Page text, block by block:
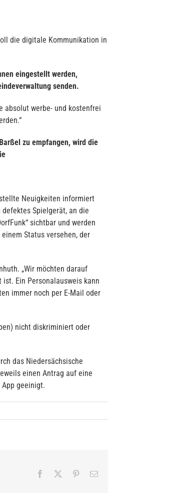
die digitale Kommunikation in
eingestellt werden,
senden.
absolut werbe- und kostenfrei
zu empfangen, wird die
Neuigkeiten informiert
defektes Spielgerät, an die
sichtbar und werden
Status versehen, der
„Wir möchten darauf
Ein Personalausweis kann
immer noch per E-Mail oder
nicht diskriminiert oder
das Niedersächsische
einen Antrag auf eine
geeinigt.
Facebook Pinterest
E-